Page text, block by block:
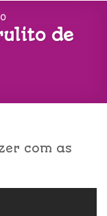
de
com as